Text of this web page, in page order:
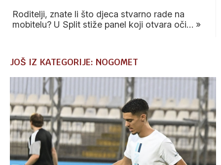
Roditelji, znate li što djeca stvarno rade na
mobitelu? U Split stiže panel koji otvara oči… »
JOŠ IZ KATEGORIJE: NOGOMET